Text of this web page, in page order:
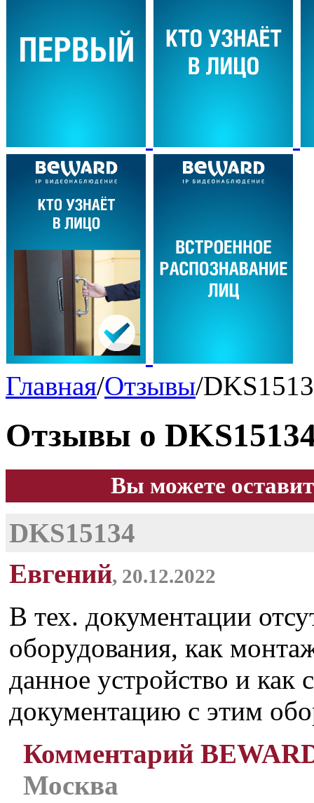
Главная/Отзывы/
Отзывы о
Вы можете
DKS15134
Евгений, 20.12.2022
В тех. документации
оборудования, как
данное устройство и как
документацию с этим
Комментарий
Москва